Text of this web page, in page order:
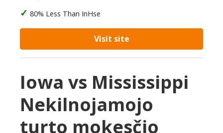
80% Less Than InHse
Visit site
Iowa vs Mississippi
Nekilnojamojo
turto mokesčio